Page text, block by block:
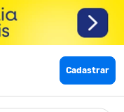
Cadastrar